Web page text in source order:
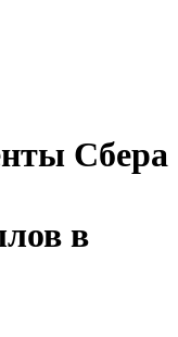
Сбера
в